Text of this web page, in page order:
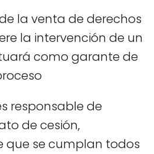
la venta de derechos
la intervención de un
como garante de
responsable de
de cesión,
que se cumplan todos